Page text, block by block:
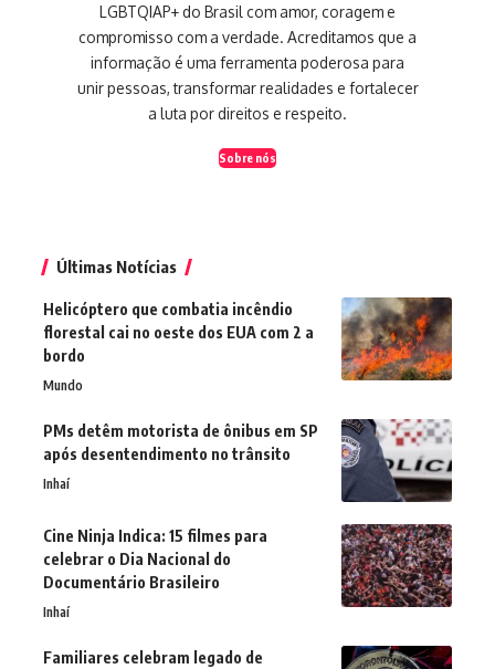
LGBTQIAP+ do Brasil com amor, coragem e
compromisso com a verdade. Acreditamos que a
informação é uma ferramenta poderosa para
unir pessoas, transformar realidades e fortalecer
a luta por direitos e respeito.
Sobre nós
Últimas Notícias
Helicóptero que combatia incêndio
florestal cai no oeste dos EUA com 2 a
bordo
Mundo
PMs detêm motorista de ônibus em SP
após desentendimento no trânsito
Inhaí
Cine Ninja Indica: 15 filmes para
celebrar o Dia Nacional do
Documentário Brasileiro
Inhaí
Familiares celebram legado de